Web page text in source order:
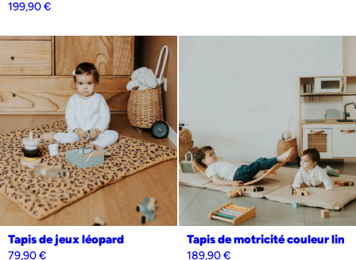
199,90€
Personnalisation Oui Non
Tapis de jeux léopard
79,90€
Tapis de motricité couleur lin
189,90€